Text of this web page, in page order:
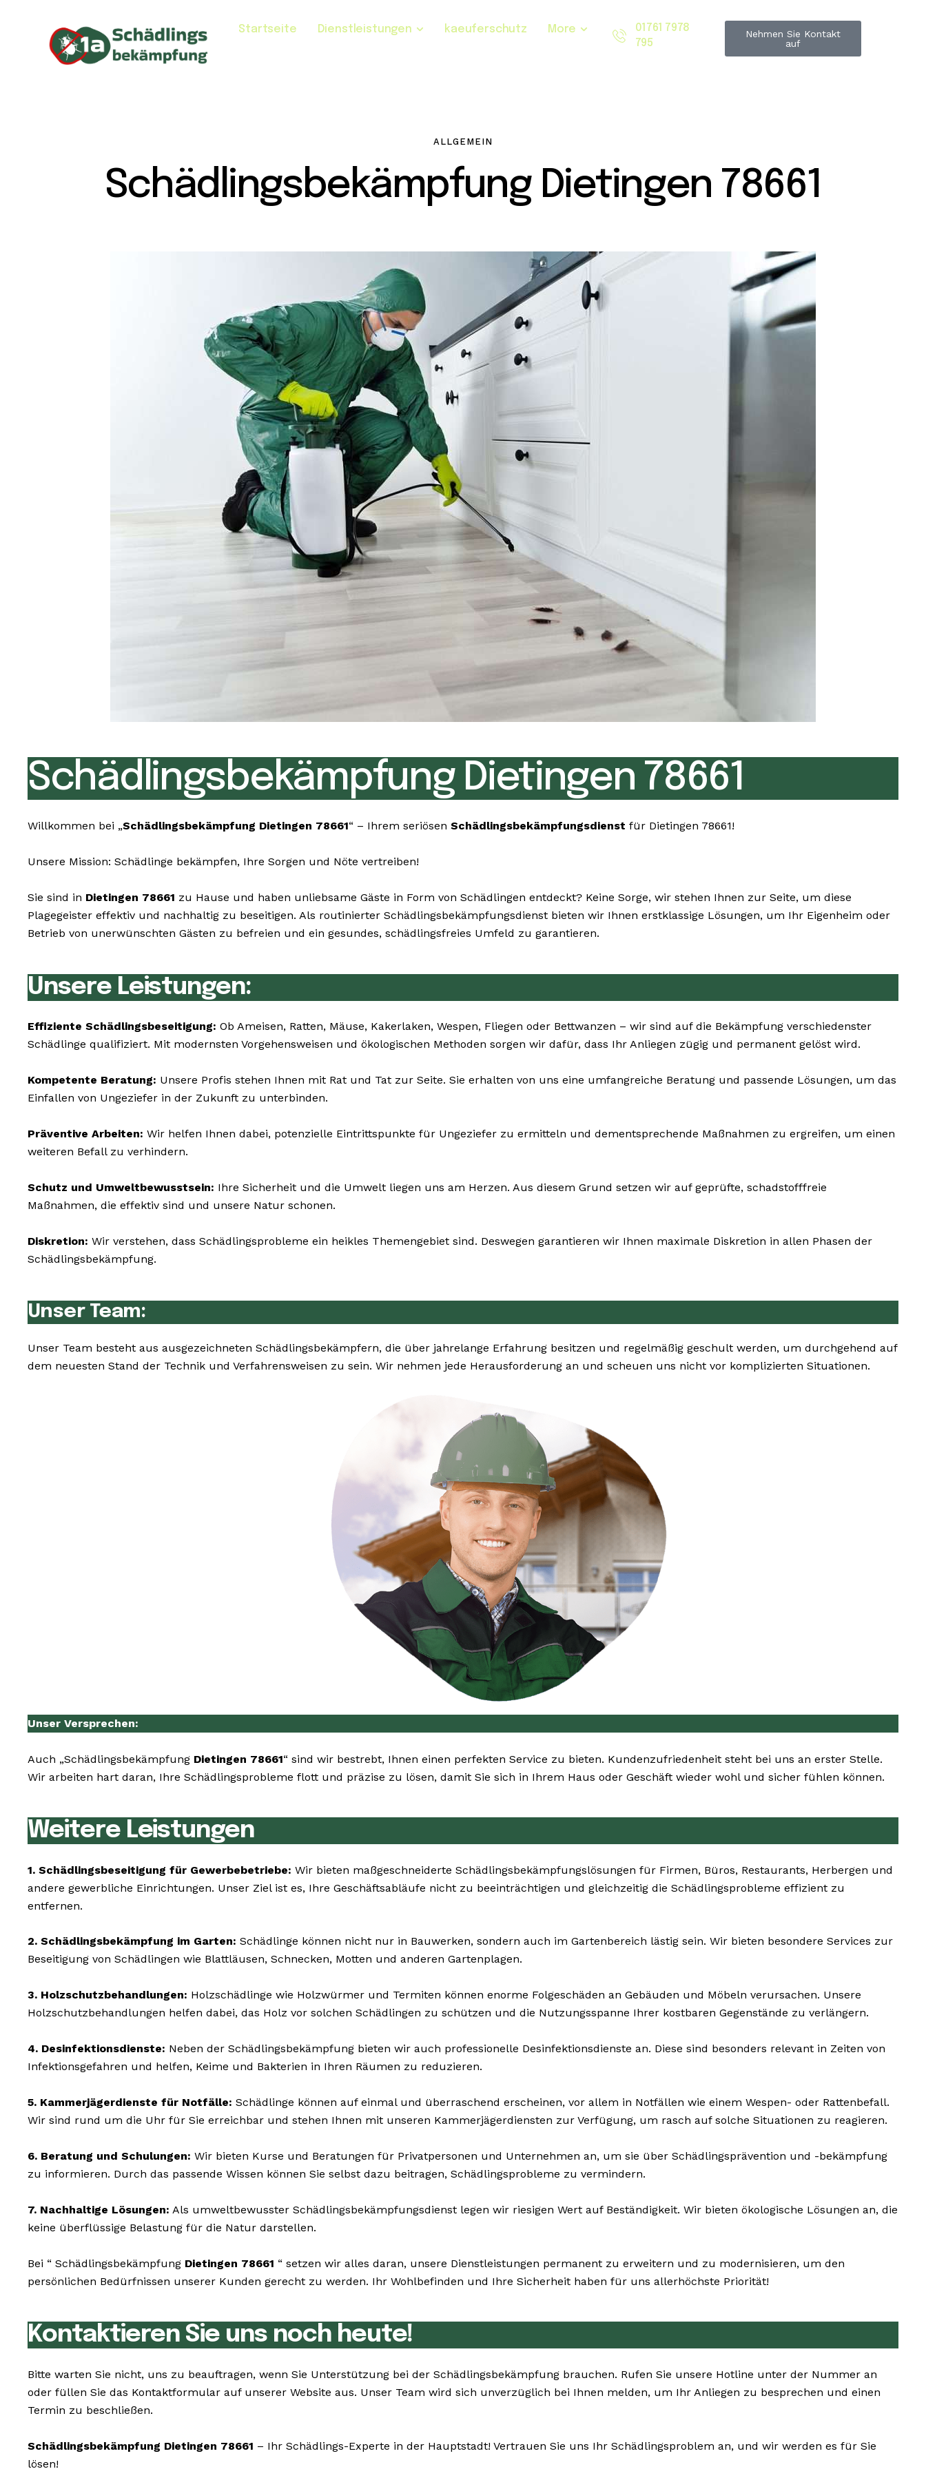
Startseite Dienstleistungen kaeuferschutz More
01761 7978
795
Nehmen Sie Kontakt
auf
ALLGEMEIN
Schädlingsbekämpfung Dietingen 78661
Schädlingsbekämpfung Dietingen 78661
Willkommen bei „Schädlingsbekämpfung Dietingen 78661“ – Ihrem seriösen Schädlingsbekämpfungsdienst für Dietingen 78661!
Unsere Mission: Schädlinge bekämpfen, Ihre Sorgen und Nöte vertreiben!
Sie sind in Dietingen 78661 zu Hause und haben unliebsame Gäste in Form von Schädlingen entdeckt? Keine Sorge, wir stehen Ihnen zur Seite, um diese
Plagegeister effektiv und nachhaltig zu beseitigen. Als routinierter Schädlingsbekämpfungsdienst bieten wir Ihnen erstklassige Lösungen, um Ihr Eigenheim oder
Betrieb von unerwünschten Gästen zu befreien und ein gesundes, schädlingsfreies Umfeld zu garantieren.
Unsere Leistungen:
Effiziente Schädlingsbeseitigung: Ob Ameisen, Ratten, Mäuse, Kakerlaken, Wespen, Fliegen oder Bettwanzen – wir sind auf die Bekämpfung verschiedenster
Schädlinge qualifiziert. Mit modernsten Vorgehensweisen und ökologischen Methoden sorgen wir dafür, dass Ihr Anliegen zügig und permanent gelöst wird.
Kompetente Beratung: Unsere Profis stehen Ihnen mit Rat und Tat zur Seite. Sie erhalten von uns eine umfangreiche Beratung und passende Lösungen, um das
Einfallen von Ungeziefer in der Zukunft zu unterbinden.
Präventive Arbeiten: Wir helfen Ihnen dabei, potenzielle Eintrittspunkte für Ungeziefer zu ermitteln und dementsprechende Maßnahmen zu ergreifen, um einen
weiteren Befall zu verhindern.
Schutz und Umweltbewusstsein: Ihre Sicherheit und die Umwelt liegen uns am Herzen. Aus diesem Grund setzen wir auf geprüfte, schadstofffreie
Maßnahmen, die effektiv sind und unsere Natur schonen.
Diskretion: Wir verstehen, dass Schädlingsprobleme ein heikles Themengebiet sind. Deswegen garantieren wir Ihnen maximale Diskretion in allen Phasen der
Schädlingsbekämpfung.
Unser Team:
Unser Team besteht aus ausgezeichneten Schädlingsbekämpfern, die über jahrelange Erfahrung besitzen und regelmäßig geschult werden, um durchgehend auf
dem neuesten Stand der Technik und Verfahrensweisen zu sein. Wir nehmen jede Herausforderung an und scheuen uns nicht vor komplizierten Situationen.
Unser Versprechen:
Auch „Schädlingsbekämpfung Dietingen 78661“ sind wir bestrebt, Ihnen einen perfekten Service zu bieten. Kundenzufriedenheit steht bei uns an erster Stelle.
Wir arbeiten hart daran, Ihre Schädlingsprobleme flott und präzise zu lösen, damit Sie sich in Ihrem Haus oder Geschäft wieder wohl und sicher fühlen können.
Weitere Leistungen
1. Schädlingsbeseitigung für Gewerbebetriebe: Wir bieten maßgeschneiderte Schädlingsbekämpfungslösungen für Firmen, Büros, Restaurants, Herbergen und
andere gewerbliche Einrichtungen. Unser Ziel ist es, Ihre Geschäftsabläufe nicht zu beeinträchtigen und gleichzeitig die Schädlingsprobleme effizient zu
entfernen.
2. Schädlingsbekämpfung im Garten: Schädlinge können nicht nur in Bauwerken, sondern auch im Gartenbereich lästig sein. Wir bieten besondere Services zur
Beseitigung von Schädlingen wie Blattläusen, Schnecken, Motten und anderen Gartenplagen.
3. Holzschutzbehandlungen: Holzschädlinge wie Holzwürmer und Termiten können enorme Folgeschäden an Gebäuden und Möbeln verursachen. Unsere
Holzschutzbehandlungen helfen dabei, das Holz vor solchen Schädlingen zu schützen und die Nutzungsspanne Ihrer kostbaren Gegenstände zu verlängern.
4. Desinfektionsdienste: Neben der Schädlingsbekämpfung bieten wir auch professionelle Desinfektionsdienste an. Diese sind besonders relevant in Zeiten von
Infektionsgefahren und helfen, Keime und Bakterien in Ihren Räumen zu reduzieren.
5. Kammerjägerdienste für Notfälle: Schädlinge können auf einmal und überraschend erscheinen, vor allem in Notfällen wie einem Wespen- oder Rattenbefall.
Wir sind rund um die Uhr für Sie erreichbar und stehen Ihnen mit unseren Kammerjägerdiensten zur Verfügung, um rasch auf solche Situationen zu reagieren.
6. Beratung und Schulungen: Wir bieten Kurse und Beratungen für Privatpersonen und Unternehmen an, um sie über Schädlingsprävention und -bekämpfung
zu informieren. Durch das passende Wissen können Sie selbst dazu beitragen, Schädlingsprobleme zu vermindern.
7. Nachhaltige Lösungen: Als umweltbewusster Schädlingsbekämpfungsdienst legen wir riesigen Wert auf Beständigkeit. Wir bieten ökologische Lösungen an, die
keine überflüssige Belastung für die Natur darstellen.
Bei “ Schädlingsbekämpfung Dietingen 78661 “ setzen wir alles daran, unsere Dienstleistungen permanent zu erweitern und zu modernisieren, um den
persönlichen Bedürfnissen unserer Kunden gerecht zu werden. Ihr Wohlbefinden und Ihre Sicherheit haben für uns allerhöchste Priorität!
Kontaktieren Sie uns noch heute!
Bitte warten Sie nicht, uns zu beauftragen, wenn Sie Unterstützung bei der Schädlingsbekämpfung brauchen. Rufen Sie unsere Hotline unter der Nummer an
oder füllen Sie das Kontaktformular auf unserer Website aus. Unser Team wird sich unverzüglich bei Ihnen melden, um Ihr Anliegen zu besprechen und einen
Termin zu beschließen.
Schädlingsbekämpfung Dietingen 78661 – Ihr Schädlings-Experte in der Hauptstadt! Vertrauen Sie uns Ihr Schädlingsproblem an, und wir werden es für Sie
lösen!